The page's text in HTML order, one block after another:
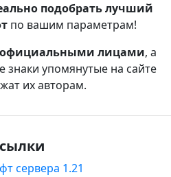
подобрать лучший
по вашим параметрам!
официальными лицами, а
знаки упомянутые на сайте
их авторам.
сервера 1.21